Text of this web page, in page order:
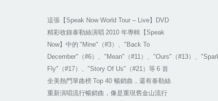
這張【 Speak Now World Tour – Live】
DVD
精彩收錄泰勒絲演唱 2010 年專輯【 Speak
Now】中的 "Mine" （#3）、 "Back To
December" （#6）、 "Mean" （#11）、 "Ours" （#13）、
Fly" （#17）、 "Story Of Us" （#21）等 6 首
全美熱門單曲榜 Top 40 暢銷曲，還有泰勒絲
重新演唱流行暢銷曲，像是重現舊金山流行